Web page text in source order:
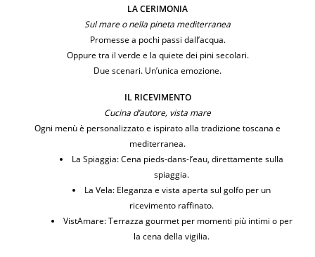
LA CERIMONIA
Sul mare o nella pineta mediterranea
Promesse a pochi passi dall’acqua.
Oppure tra il verde e la quiete dei pini secolari.
Due scenari. Un’unica emozione.
IL RICEVIMENTO
Cucina d’autore, vista mare
Ogni menù è personalizzato e ispirato alla tradizione toscana e
mediterranea.
La Spiaggia: Cena pieds-dans-l’eau, direttamente sulla
spiaggia.
La Vela: Eleganza e vista aperta sul golfo per un
ricevimento raffinato.
VistAmare: Terrazza gourmet per momenti più intimi o per
la cena della vigilia.